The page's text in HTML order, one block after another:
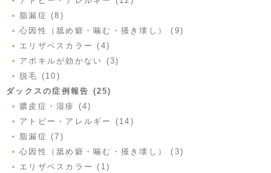
脂漏症 (8)
心因性（舐め癖・噛む・掻き壊し） (9)
エリザベスカラー (4)
アポキルが効かない (3)
脱毛 (10)
ダックスの症例報告 (25)
膿皮症・湿疹 (4)
アトピー・アレルギー (14)
脂漏症 (7)
心因性（舐め癖・噛む・掻き壊し） (3)
エリザベスカラー (1)